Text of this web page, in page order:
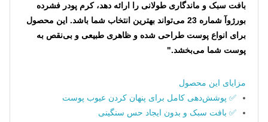
بافت سبک و ماندگاری طولانی را ارائه دهد، کرم پودر فشرده
بورژوآ شماره 23 می‌تواند بهترین انتخاب شما باشد. این محصول
برای انواع پوست طراحی شده و ظاهری طبیعی و بی‌نقص به
پوست شما می‌بخشد."
مزایای این محصول
✅ پوشش‌دهی کامل برای پنهان کردن عیوب پوست
✅ بافت سبک و بدون ایجاد حس سنگینی